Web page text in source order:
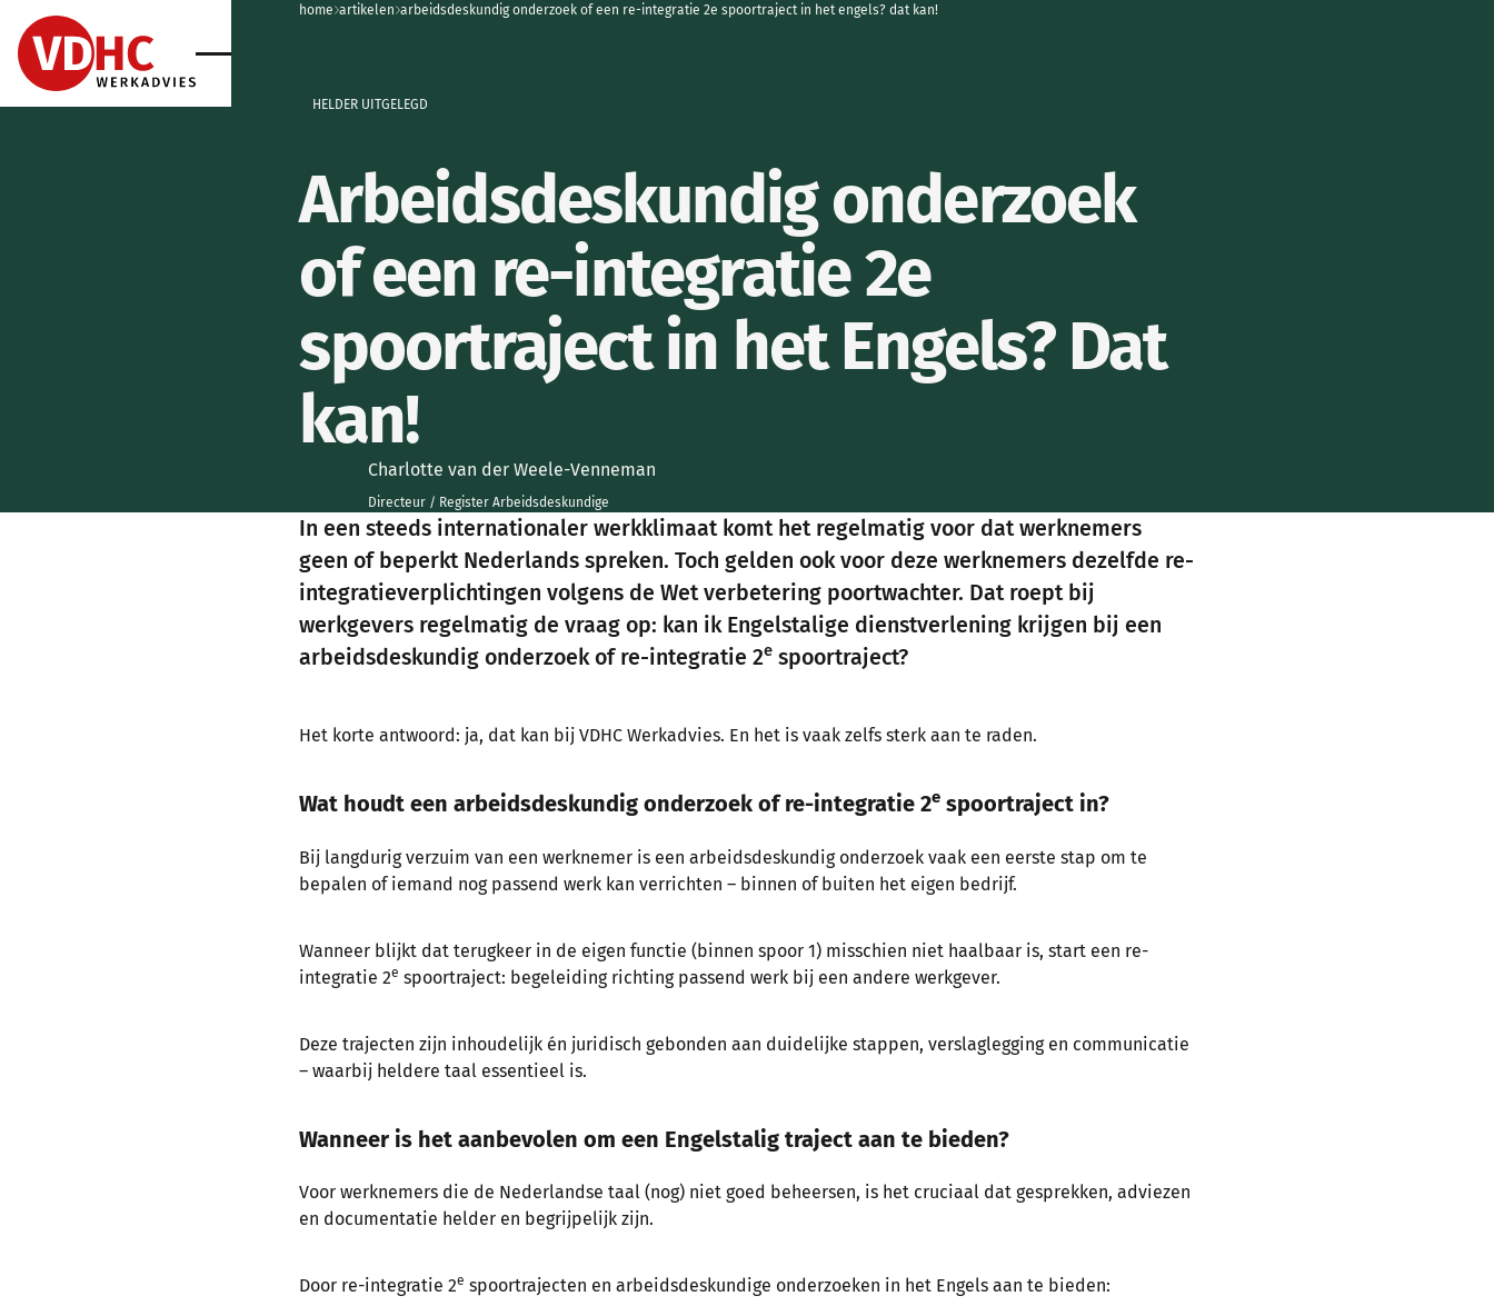
home
homeartikelen arbeidsdeskundig onderzoek of een re-integratie 2e spoortraject in het engels? dat kan!
HELDER UITGELEGD
Arbeidsdeskundig onderzoek
of een re-integratie 2e
spoortraject in het Engels? Dat
kan!
Charlotte van der Weele-Venneman
Directeur / Register Arbeidsdeskundige
In een steeds internationaler werkklimaat komt het regelmatig voor dat werknemers
geen of beperkt Nederlands spreken. Toch gelden ook voor deze werknemers dezelfde re-
integratieverplichtingen volgens de Wet verbetering poortwachter. Dat roept bij
werkgevers regelmatig de vraag op: kan ik Engelstalige dienstverlening krijgen bij een
arbeidsdeskundig onderzoek of re-integratie 2e spoortraject?
Het korte antwoord: ja, dat kan bij VDHC Werkadvies. En het is vaak zelfs sterk aan te raden.
Wat houdt een arbeidsdeskundig onderzoek of re-integratie 2e spoortraject in?
Bij langdurig verzuim van een werknemer is een arbeidsdeskundig onderzoek vaak een eerste stap om te
bepalen of iemand nog passend werk kan verrichten – binnen of buiten het eigen bedrijf.
Wanneer blijkt dat terugkeer in de eigen functie (binnen spoor 1) misschien niet haalbaar is, start een re-
integratie 2e spoortraject: begeleiding richting passend werk bij een andere werkgever.
Deze trajecten zijn inhoudelijk én juridisch gebonden aan duidelijke stappen, verslaglegging en communicatie
– waarbij heldere taal essentieel is.
Wanneer is het aanbevolen om een Engelstalig traject aan te bieden?
Voor werknemers die de Nederlandse taal (nog) niet goed beheersen, is het cruciaal dat gesprekken, adviezen
en documentatie helder en begrijpelijk zijn.
Door re-integratie 2e spoortrajecten en arbeidsdeskundige onderzoeken in het Engels aan te bieden: